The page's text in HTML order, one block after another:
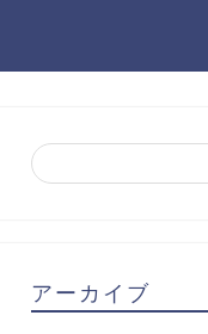
アーカイブ